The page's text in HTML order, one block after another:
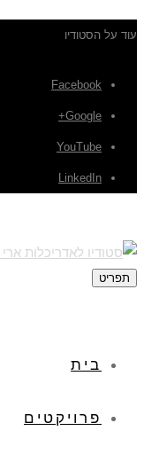
עוד על הסטודיו
Facebook
Google+
YouTube
LinkedIn
תפריט
בית
פרויקטים